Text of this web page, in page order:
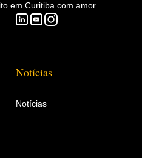
em Curitiba com amor
Notícias
Notícias